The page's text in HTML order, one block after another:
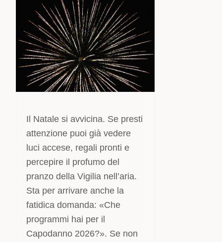
Il Natale si avvicina. Se presti
attenzione puoi già vedere
luci accese, regali pronti e
percepire il profumo del
pranzo della Vigilia nell’aria.
Sta per arrivare anche la
fatidica domanda: «Che
programmi hai per il
Capodanno 2026?». Se non